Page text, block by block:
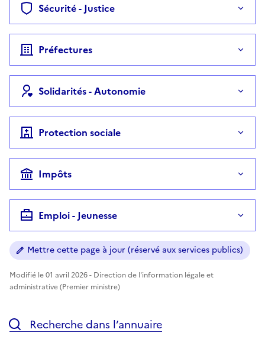
Sécurité - Justice
Préfectures
Solidarités - Autonomie
Protection sociale
Impôts
Emploi - Jeunesse
Mettre cette page à jour (réservé aux services publics)
Modifié le 01 avril 2026 - Direction de l'information légale et
administrative (Premier ministre)
Recherche dans l’annuaire